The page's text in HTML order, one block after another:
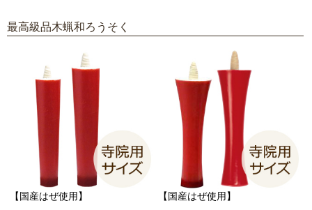
最高級品木蝋和ろうそく
【国産はぜ使用】 【国産はぜ使用】